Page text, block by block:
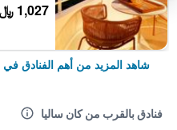
1,027 ﷼
شاهد المزيد من أهم الفنادق
فنادق بالقرب من كان ساليا